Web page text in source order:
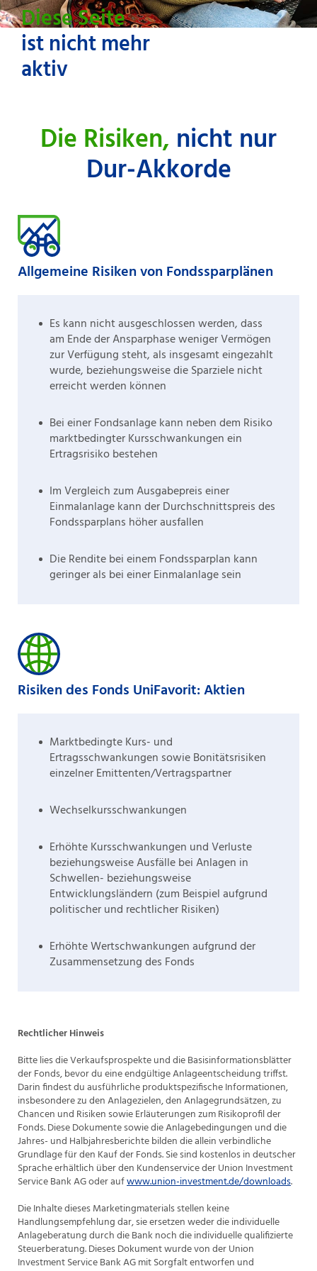
Diese Seite
ist nicht mehr
aktiv
Die Risiken, nicht nur
Dur-Akkorde
Allgemeine Risiken von Fondssparplänen
Es kann nicht ausgeschlossen werden, dass
am Ende der Ansparphase weniger Vermögen
zur Verfügung steht, als insgesamt eingezahlt
wurde, beziehungsweise die Sparziele nicht
erreicht werden können
Bei einer Fondsanlage kann neben dem Risiko
marktbedingter Kursschwankungen ein
Ertragsrisiko bestehen
Im Vergleich zum Ausgabepreis einer
Einmalanlage kann der Durchschnittspreis des
Fondssparplans höher ausfallen
Die Rendite bei einem Fondssparplan kann
geringer als bei einer Einmalanlage sein
Risiken des Fonds UniFavorit: Aktien
Marktbedingte Kurs- und
Ertragsschwankungen sowie Bonitätsrisiken
einzelner Emittenten/Vertragspartner
Wechselkursschwankungen
Erhöhte Kursschwankungen und Verluste
beziehungsweise Ausfälle bei Anlagen in
Schwellen- beziehungsweise
Entwicklungsländern (zum Beispiel aufgrund
politischer und rechtlicher Risiken)
Erhöhte Wertschwankungen aufgrund der
Zusammensetzung des Fonds
Rechtlicher Hinweis
Bitte lies die Verkaufsprospekte und die Basisinformationsblätter
der Fonds, bevor du eine endgültige Anlageentscheidung triffst.
Darin findest du ausführliche produktspezifische Informationen,
insbesondere zu den Anlagezielen, den Anlagegrundsätzen, zu
Chancen und Risiken sowie Erläuterungen zum Risikoprofil der
Fonds. Diese Dokumente sowie die Anlagebedingungen und die
Jahres- und Halbjahresberichte bilden die allein verbindliche
Grundlage für den Kauf der Fonds. Sie sind kostenlos in deutscher
Sprache erhältlich über den Kundenservice der Union Investment
Service Bank AG oder aufwww.union-investment.de/downloads.
Die Inhalte dieses Marketingmaterials stellen keine
Handlungsempfehlung dar, sie ersetzen weder die individuelle
Anlageberatung durch die Bank noch die individuelle qualifizierte
Steuerberatung. Dieses Dokument wurde von der Union
Investment Service Bank AG mit Sorgfalt entworfen und